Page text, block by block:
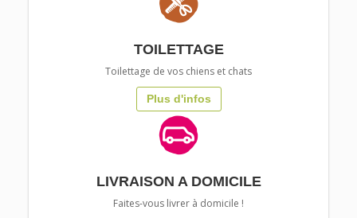
TOILETTAGE
Toilettage de vos chiens et chats
Plus d'infos
LIVRAISON A DOMICILE
Faites-vous livrer à domicile !